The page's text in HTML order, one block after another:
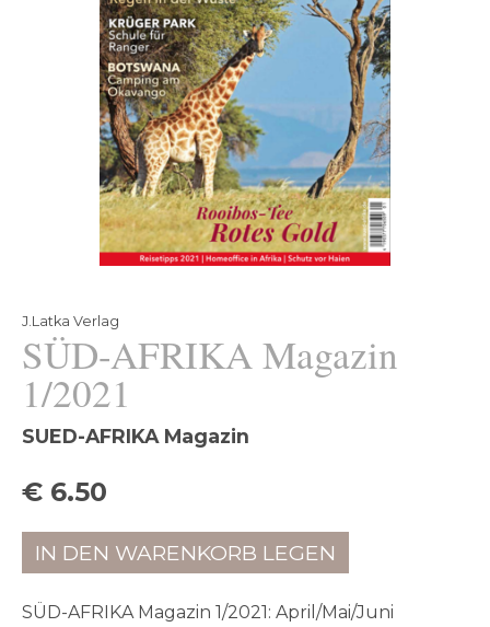
J.Latka Verlag
SÜD-AFRIKA Magazin
1/2021
SUED-AFRIKA Magazin
€ 6.50
IN DEN WARENKORB LEGEN
SÜD-AFRIKA Magazin 1/2021: April/Mai/Juni